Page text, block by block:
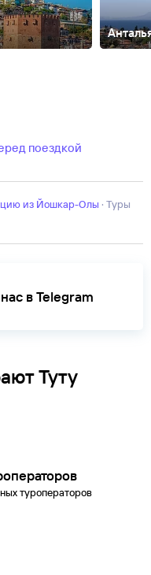
поездкой
из Йошкар-Олы · Туры
в Telegram
Туту
туроператоров